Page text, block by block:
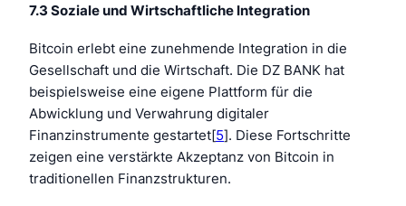
7.3 Soziale und Wirtschaftliche Integration
Bitcoin erlebt eine zunehmende Integration in die
Gesellschaft und die Wirtschaft. Die DZ BANK hat
beispielsweise eine eigene Plattform für die
Abwicklung und Verwahrung digitaler
Finanzinstrumente gestartet[5]. Diese Fortschritte
zeigen eine verstärkte Akzeptanz von Bitcoin in
traditionellen Finanzstrukturen.